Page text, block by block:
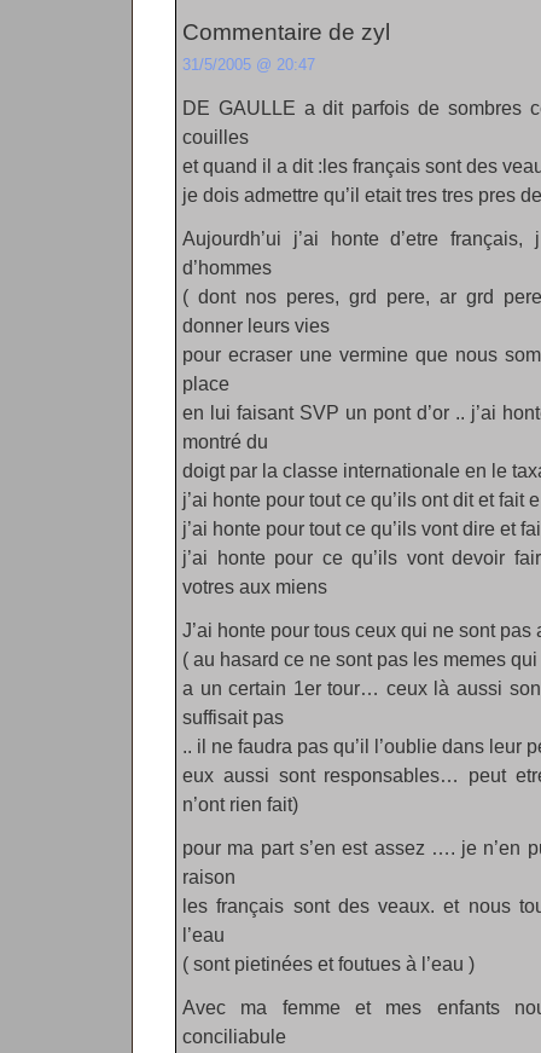
Commentaire de zyl
31/5/2005 @ 20:47
DE GAULLE a dit parfois de sombres
couilles
et quand il a dit :les français sont des
je dois admettre qu’il etait tres tres pres
Aujourdh’ui j’ai honte d’etre
d’hommes
( dont nos peres, grd pere, ar grd
donner leurs vies
pour ecraser une vermine que nous
place
en lui faisant SVP un pont d’or .. j’ai
montré du
doigt par la classe internationale en le
j’ai honte pour tout ce qu’ils ont dit et fait
j’ai honte pour tout ce qu’ils vont dire et
j’ai honte pour ce qu’ils vont devoir
votres aux miens
J’ai honte pour tous ceux qui ne sont pas
( au hasard ce ne sont pas les memes
a un certain 1er tour… ceux là aussi
suffisait pas
.. il ne faudra pas qu’il l’oublie dans
eux aussi sont responsables… peut
n’ont rien fait)
pour ma part s’en est assez …. je n’en
raison
les français sont des veaux. et nous
l’eau
( sont pietinées et foutues à l’eau )
Avec ma femme et mes enfants
conciliabule